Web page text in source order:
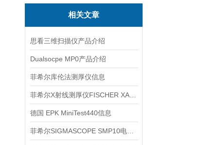
相关文章
思看三维扫描仪产品介绍
Dualsocpe MP0产品介绍
菲希尔库伦法测厚仪信息
德国 EPK MiniTest440信息